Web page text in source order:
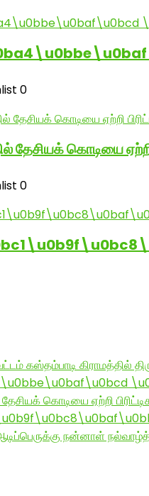
0
கொடியை
0
கஸ்தம்பாடி கிராமத்தில்
கொடியை ஏற்றி
நன்னாள்